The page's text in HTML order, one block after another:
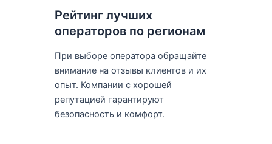
Рейтинг лучших
операторов по регионам
При выборе оператора обращайте
внимание на отзывы клиентов и их
опыт. Компании с хорошей
репутацией гарантируют
безопасность и комфорт.